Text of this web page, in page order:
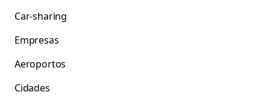
Car-sharing
Empresas
Aeroportos
Cidades